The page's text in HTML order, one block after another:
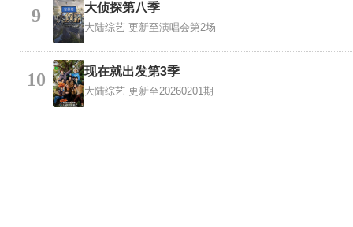
9 大侦探第八季
大陆综艺 更新至演唱会第2场
10 现在就出发第3季
大陆综艺 更新至20260201期